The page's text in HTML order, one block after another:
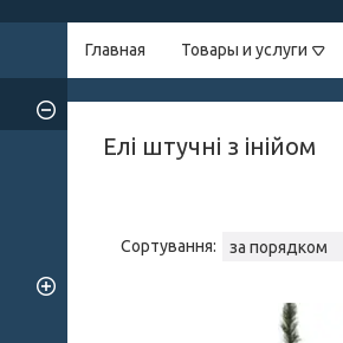
Главная Товары и услуги
Елі штучні з інійом